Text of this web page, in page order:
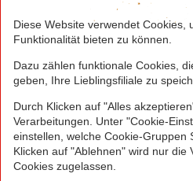
Seite drucken
Greifen Sie schnell zu! Alle
Irrtümer durch Schreib-,
Datenübertragungsfehler sind
© 2016 - 2026 NORMA
Stiftung & Co. KG
Sitemap Kontakt